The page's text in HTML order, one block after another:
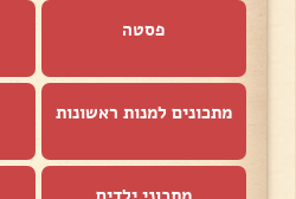
פסטה
מתכונים למנות ראשונות